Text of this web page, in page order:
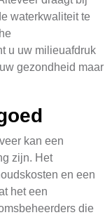
waterkwaliteit te
u uw milieuafdruk
gezondheid maar
kan een
zijn. Het
en een
het een
die